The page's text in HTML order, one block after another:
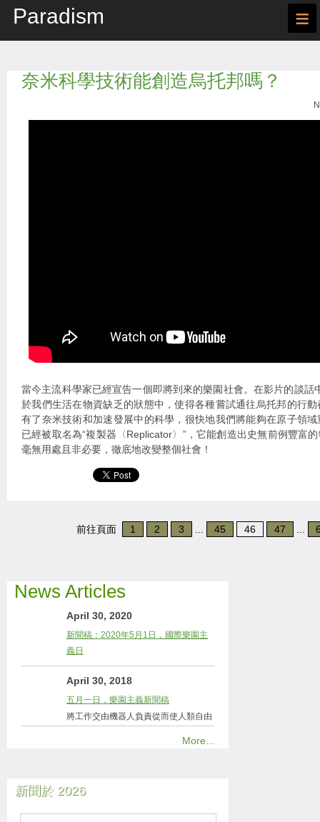
Paradism ≡
奈米科學技術能創造烏托邦嗎？
當今主流科學家已經宣告一個即將到來的樂園社會。在影片的談話
於我們生活在物資缺乏的狀態中，使得各種嘗試通往烏托邦的行
有了奈米技術和加速發展中的科學，很快地我們將能夠在原子領
已經被取名為“複製器〈Replicator〉”，它能創造出史無前例豐富
毫無用處且非必要，徹底地改變整個社會！
前往頁面 1 2 3 45 46 47
News Articles
April 30, 2020
新聞稿：2020年5月1日，國際樂園主
義日
April 30, 2018
五月一日，樂園主義新聞稿
將工作交由機器人負責從而使人類自由
More...
新聞於 2026